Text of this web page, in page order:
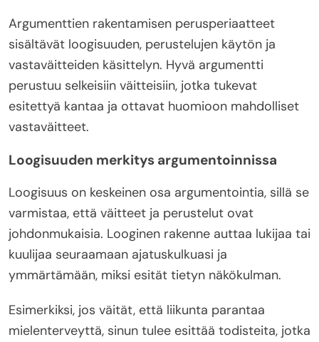
Argumenttien rakentamisen perusperiaatteet
sisältävät loogisuuden, perustelujen käytön ja
vastaväitteiden käsittelyn. Hyvä argumentti
perustuu selkeisiin väitteisiin, jotka tukevat
esitettyä kantaa ja ottavat huomioon mahdolliset
vastaväitteet.
Loogisuuden merkitys argumentoinnissa
Loogisuus on keskeinen osa argumentointia, sillä se
varmistaa, että väitteet ja perustelut ovat
johdonmukaisia. Looginen rakenne auttaa lukijaa tai
kuulijaa seuraamaan ajatuskulkuasi ja
ymmärtämään, miksi esität tietyn näkökulman.
Esimerkiksi, jos väität, että liikunta parantaa
mielenterveyttä, sinun tulee esittää todisteita, jotka